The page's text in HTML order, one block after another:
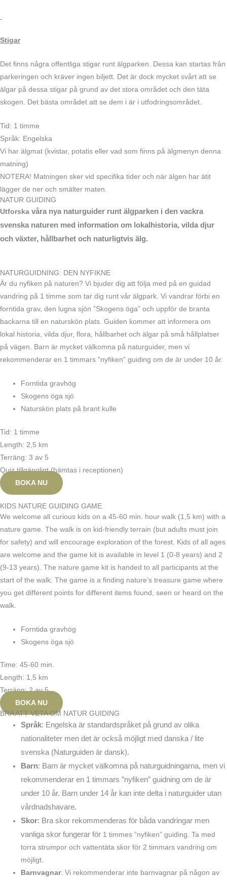
Stigar
Det finns några offentliga stigar runt älgparken. Dessa kan startas från
parkeringen och kräver ingen biljett. Det är dock mycket svårt att se
älgar på dessa stigar på grund av det stora området och den täta
skogen. Det bästa området att se dem i är i utfodringsområdet.
Tid: 1 timme
Språk: Engelska
Vi har älgmat (kvistar, potatis eller vad som finns på älgmenyn denna
matning)
NOTERA! Matningen sker vid specifika tider och när älgen har ätit
lägger de ner och smälter maten.
NATUR GUIDING
Utforska våra nya naturguider runt älgparken i den vackra
svenska naturen med information om lokalhistoria, vilda djur
och växter, hållbarhet och naturligtvis älg.
NATURGUIDNING: DEN NYFIKNE
Är du nyfiken på naturen? Vi bjuder dig att följa med på en guidad
vandring på 1 timme som tar dig runt vår älgpark. Vi vandrar förbi en
forntida grav, den lugna sjön ”Skogens öga” och uppför de branta
backarna till en naturskön plats. Guiden kommer att informera om
lokal historia, vilda djur, flora, hållbarhet och älgar på små hållplatser
på vägen. Barn är mycket välkomna på naturguider, men vi
rekommenderar en 1 timmars ”nyfiken” guiding om de är under 10 år.
Forntida gravhög
Skogens öga sjö
Naturskön plats på brant kulle
Tid: 1 timme
Length: 2,5 km
Terräng: 3 av 5
Quiz tillgängligt (hämtas i receptionen)
BOKA NU
KIDS NATURE GUIDING GAME
We welcome all curious kids on a 45-60 min. hour walk (1,5 km) with a
nature game. The walk is on kid-friendly terrain (but adults must join
for safety) and will encourage exploration of the forest. Kids of all ages
are welcome and the game kit is available in level 1 (0-8 years) and 2
(9-13 years). The nature game kit is handed to all participants at the
start of the walk. The game is a finding nature’s treasure game where
you get different points for different items found, seen or heard on the
walk.
Forntida gravhög
Skogens öga sjö
Time: 45-60 min.
Length: 1,5 km
Terräng: 2 av 5
BOKA NU
BRA ATT VETA OM NATUR GUIDING
Språk: Engelska är standardspråket på grund av olika
nationaliteter men det är också möjligt med danska / lite
svenska (Naturguiden är dansk).
Barn: Barn är mycket välkomna på naturguidningarna, men vi
rekommenderar en 1 timmars ”nyfiken” guidning om de är
under 10 år. Barn under 14 år kan inte delta i naturguider utan
vårdnadshavare.
Skor: Bra skor rekommenderas för båda vandringar men
vanliga skor fungerar för 1 timmes ”nyfiken” guiding. Ta med
torra strumpor och vattentäta skor för 2 timmars vandring om
möjligt.
Barnvagnar: Vi rekommenderar inte barnvagnar på någon av